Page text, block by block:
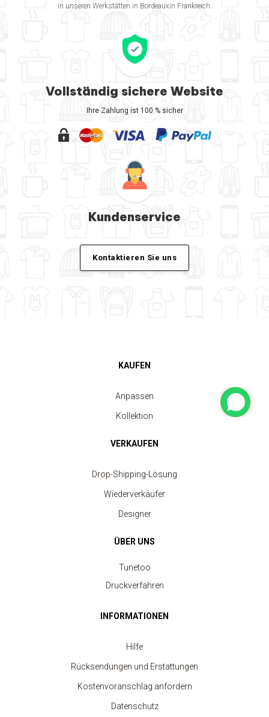
in unseren Werkstätten in Bordeauxin Frankreich.
Vollständig sichere Website
Ihre Zahlung ist 100 % sicher
Kundenservice
Kontaktieren Sie uns
KAUFEN
Anpassen
Kollektion
VERKAUFEN
Drop-Shipping-Lösung
Wiederverkäufer
Designer
ÜBER UNS
Tunetoo
Druckverfahren
INFORMATIONEN
Hilfe
Rücksendungen und Erstattungen
Kostenvoranschlag anfordern
Datenschutz